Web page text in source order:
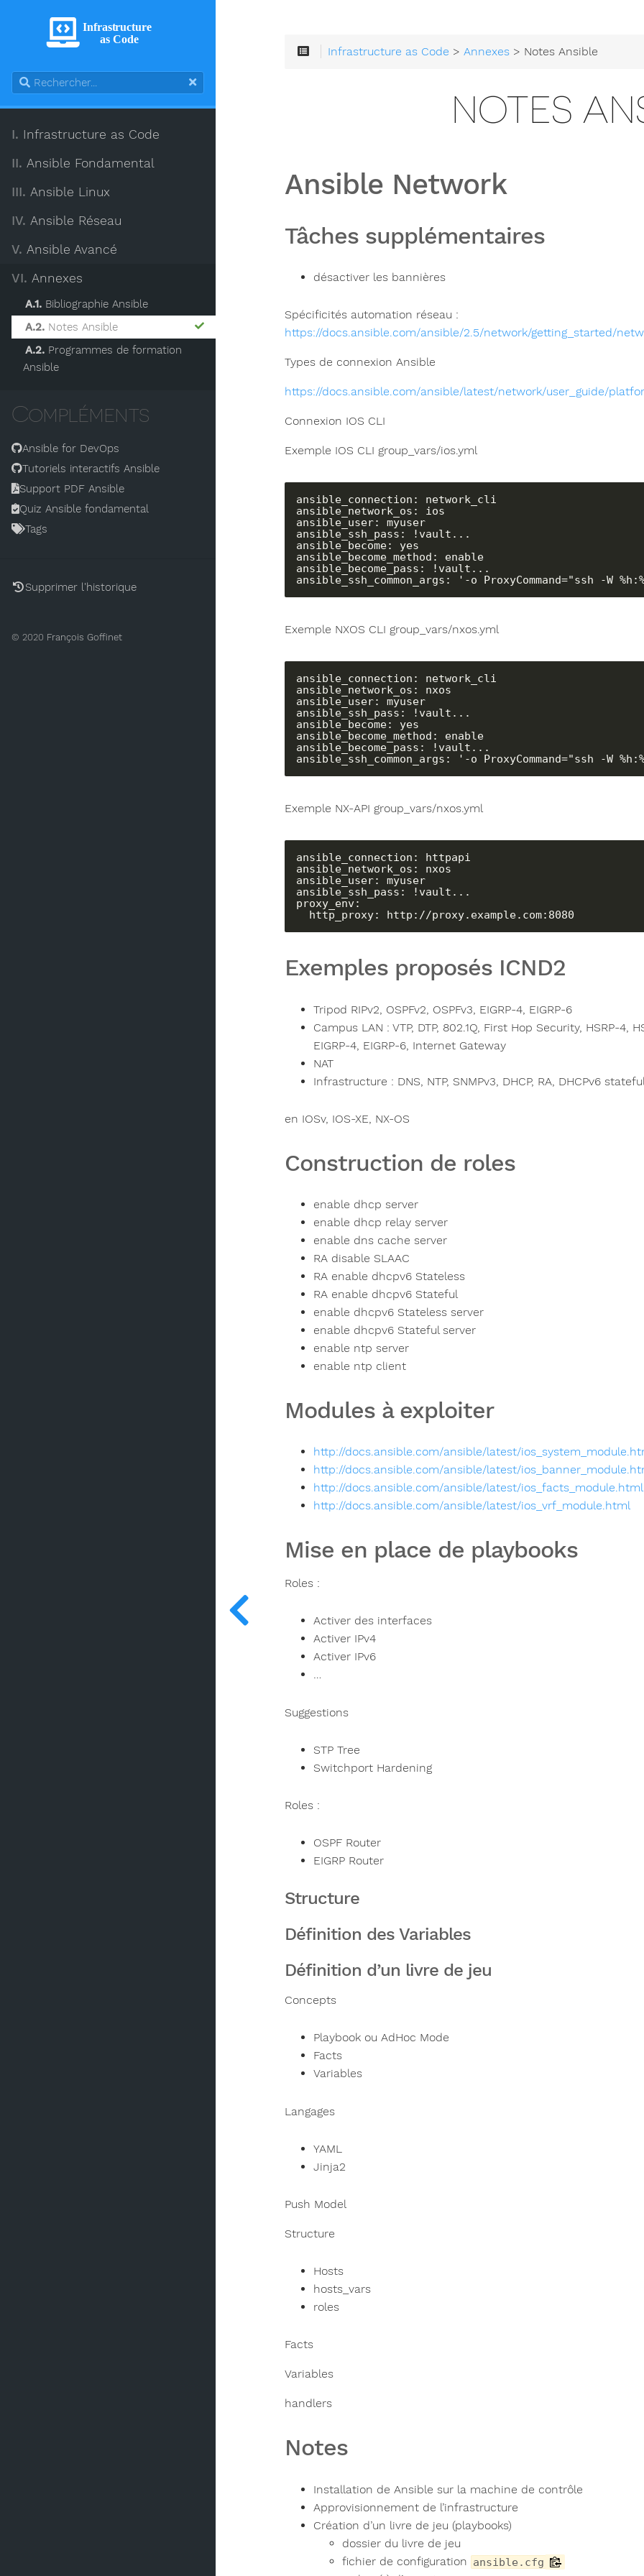
Infrastructure
as Code
I. Infrastructure as Code
II. Ansible Fondamental
III. Ansible Linux
IV. Ansible Réseau
V. Ansible Avancé
VI. Annexes
A.1. Bibliographie Ansible
A.2. Notes Ansible
A.2. Programmes de formation
Ansible
Compléments
Ansible for DevOps
Tutoriels interactifs Ansible
Support PDF Ansible
Quiz Ansible fondamental
Tags
Supprimer l'historique
© 2020 François Goffinet
Infrastructure as Code >Annexes > Notes Ansible
NOTES
Ansible Network
Tâches supplémentaires
désactiver les bannières
Spécificités automation réseau :
https://docs.ansible.com/ansible/2.5/network/getting_started/
Types de connexion Ansible
https://docs.ansible.com/ansible/latest/network/user_guide/
Connexion IOS CLI
Exemple IOS CLI group_vars/ios.yml
ansible_connection: network_cli
ansible_network_os: ios
ansible_user: myuser
ansible_ssh_pass: !vault...
ansible_become: yes
ansible_become_method: enable
ansible_become_pass: !vault...
ansible_ssh_common_args: '-o ProxyCommand="ssh -W
Exemple NXOS CLI group_vars/nxos.yml
ansible_connection: network_cli
ansible_network_os: nxos
ansible_user: myuser
ansible_ssh_pass: !vault...
ansible_become: yes
ansible_become_method: enable
ansible_become_pass: !vault...
ansible_ssh_common_args: '-o ProxyCommand="ssh -W
Exemple NX-API group_vars/nxos.yml
ansible_connection: httpapi
ansible_network_os: nxos
ansible_user: myuser
ansible_ssh_pass: !vault...
proxy_env:
  http_proxy: http://proxy.example.com:8080
Exemples proposés ICND2
Tripod RIPv2, OSPFv2, OSPFv3, EIGRP-4, EIGRP-6
Campus LAN : VTP, DTP, 802.1Q, First Hop Security, HSRP-4,
EIGRP-4, EIGRP-6, Internet Gateway
NAT
Infrastructure : DNS, NTP, SNMPv3, DHCP, RA, DHCPv6
en IOSv, IOS-XE, NX-OS
Construction de roles
enable dhcp server
enable dhcp relay server
enable dns cache server
RA disable SLAAC
RA enable dhcpv6 Stateless
RA enable dhcpv6 Stateful
enable dhcpv6 Stateless server
enable dhcpv6 Stateful server
enable ntp server
enable ntp client
Modules à exploiter
http://docs.ansible.com/ansible/latest/
http://docs.ansible.com/ansible/latest/
http://docs.ansible.com/ansible/latest/ios_facts_module.html
http://docs.ansible.com/ansible/latest/ios_vrf_module.html
Mise en place de playbooks
Roles :
Activer des interfaces
Activer IPv4
Activer IPv6
…
Suggestions
STP Tree
Switchport Hardening
Roles :
OSPF Router
EIGRP Router
Structure
Définition des Variables
Définition d’un livre de jeu
Concepts
Playbook ou AdHoc Mode
Facts
Variables
Langages
YAML
Jinja2
Push Model
Structure
Hosts
hosts_vars
roles
Facts
Variables
handlers
Notes
Installation de Ansible sur la machine de contrôle
Approvisionnement de l’infrastructure
Création d’un livre de jeu (playbooks)
dossier du livre de jeu
fichier de configuration ansible.cfg